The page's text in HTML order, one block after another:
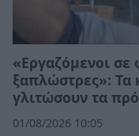
«Εργαζόμενοι σε
ξαπλώστρες»: Τα
γλιτώσουν τα
01/08/2026 10:05